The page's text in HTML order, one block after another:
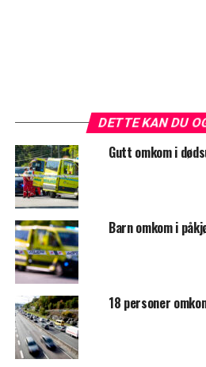
DETTE KAN DU
Gutt omkom i
Barn omkom i
18 personer